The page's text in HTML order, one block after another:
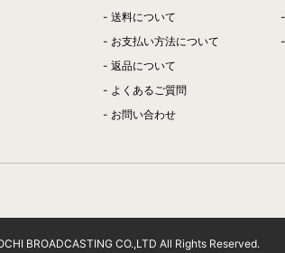
送料について
お支払い方法について
返品について
よくあるご質問
お問い合わせ
BROADCASTING CO.,LTD All Rights Reserved.